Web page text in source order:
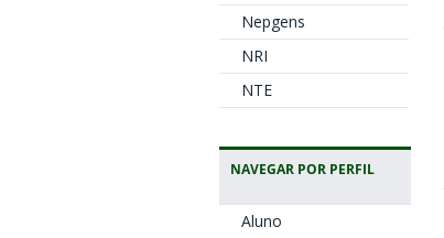
Nepgens
NRI
NTE
NAVEGAR POR PERFIL
Aluno